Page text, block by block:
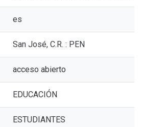
es
San José, C.R. : PEN
acceso abierto
EDUCACIÓN
ESTUDIANTES